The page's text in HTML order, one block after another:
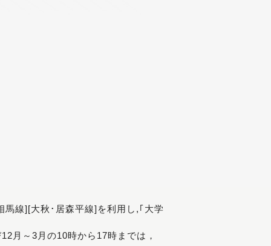
線][大秋･居森平線]を利用し,｢大学
月～3月の10時から17時までは，